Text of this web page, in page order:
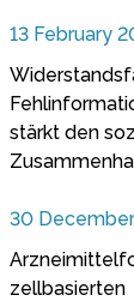
13 February
stärkt den
30
zellbasierten